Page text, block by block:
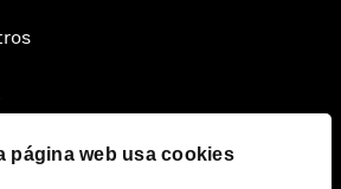
página web usa cookies
Foro